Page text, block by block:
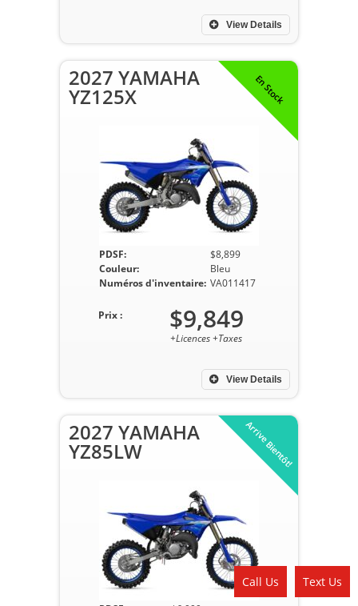
View Details
En Stock
2027 YAMAHA
YZ125X
PDSF:
$8,899
Couleur:
Bleu
Numéros d'inventaire: VA011417
View Details
Prix : $9,849
+Licences +Taxes
Arrive Bientôt!
2027 YAMAHA
YZ85LW
Call Us Text Us